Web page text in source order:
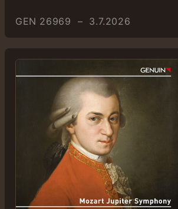
GEN 26969 – 3.7.2026